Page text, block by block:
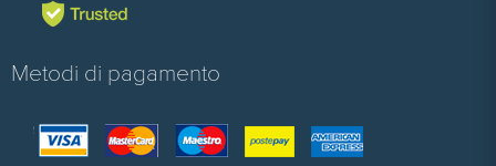
Metodi di pagamento